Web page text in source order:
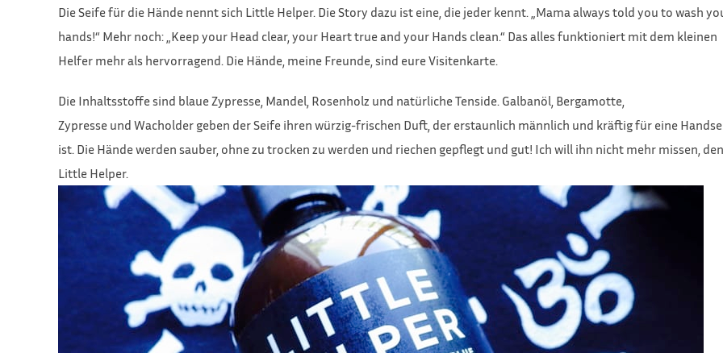
Die Seife für die Hände nennt sich Little Helper. Die Story dazu ist eine, die jeder kennt. „Mama always told you to wash
hands!“ Mehr noch: „Keep your Head clear, your Heart true and your Hands clean.“ Das alles funktioniert mit dem kleinen
Helfer mehr als hervorragend. Die Hände, meine Freunde, sind eure Visitenkarte.
Die Inhaltsstoffe sind blaue Zypresse, Mandel, Rosenholz und natürliche Tenside. Galbanöl, Bergamotte,
Zypresse und Wacholder geben der Seife ihren würzig-frischen Duft, der erstaunlich männlich und kräftig für eine
ist. Die Hände werden sauber, ohne zu trocken zu werden und riechen gepflegt und gut! Ich will ihn nicht mehr missen, den
Little Helper.